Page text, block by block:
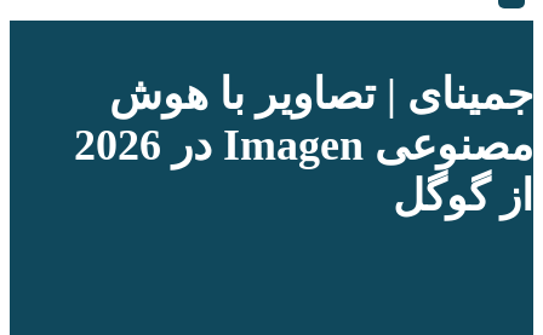
جمینای | تصاویر با هوش
مصنوعی Imagen در 2026
از گوگل